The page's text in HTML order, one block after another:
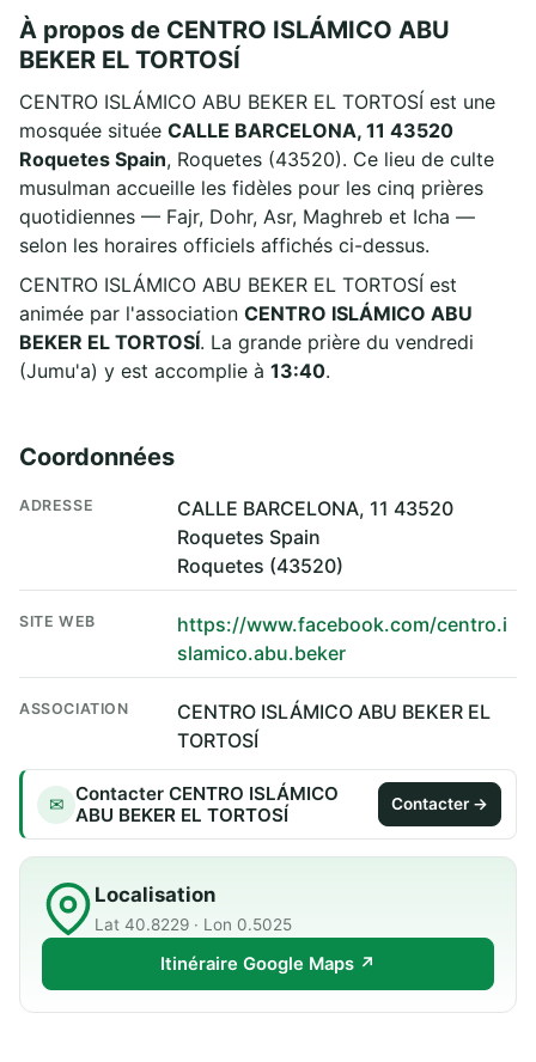
À propos de CENTRO ISLÁMICO ABU
BEKER EL TORTOSÍ
CENTRO ISLÁMICO ABU BEKER EL TORTOSÍ est une
mosquée située CALLE BARCELONA, 11 43520
Roquetes Spain, Roquetes (43520). Ce lieu de culte
musulman accueille les fidèles pour les cinq prières
quotidiennes — Fajr, Dohr, Asr, Maghreb et Icha —
selon les horaires officiels affichés ci-dessus.
CENTRO ISLÁMICO ABU BEKER EL TORTOSÍ est
animée par l'association CENTRO ISLÁMICO ABU
BEKER EL TORTOSÍ. La grande prière du vendredi
(Jumu'a) y est accomplie à 13:40.
Coordonnées
ADRESSE
CALLE BARCELONA, 11 43520
Roquetes Spain
Roquetes (43520)
SITE WEB
https://www.facebook.com/centro.i
slamico.abu.beker
ASSOCIATION
CENTRO ISLÁMICO ABU BEKER EL
TORTOSÍ
✉ Contacter CENTRO ISLÁMICO
ABU BEKER EL TORTOSÍ
Contacter →
Localisation
Lat 40.8229 · Lon 0.5025
Itinéraire Google Maps ↗